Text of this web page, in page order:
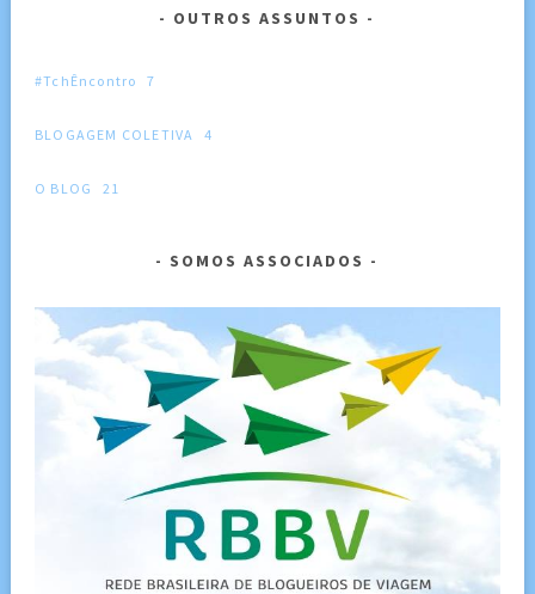
OUTROS ASSUNTOS
#TchÊncontro 7
BLOGAGEM COLETIVA 4
O BLOG 21
SOMOS ASSOCIADOS